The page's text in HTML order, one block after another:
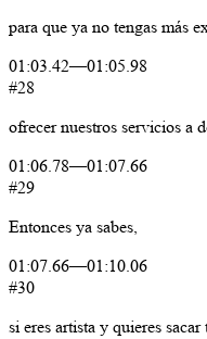
para que ya no tengas más
01:03.42—01:05.98
#28
ofrecer nuestros servicios a
01:06.78—01:07.66
#29
Entonces ya sabes,
01:07.66—01:10.06
#30
si eres artista y quieres sacar